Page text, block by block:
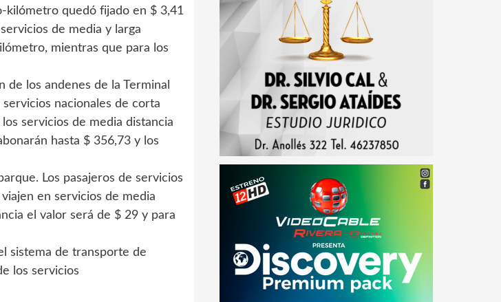
kilómetro quedó fijado en $ 3,41
de media y larga
mientras que para los
los andenes de la Terminal
nacionales de corta
servicios de media distancia
hasta $ 356,73 y los
Los pasajeros de servicios
en servicios de media
el valor será de $ 29 y para
sistema de transporte de
los servicios